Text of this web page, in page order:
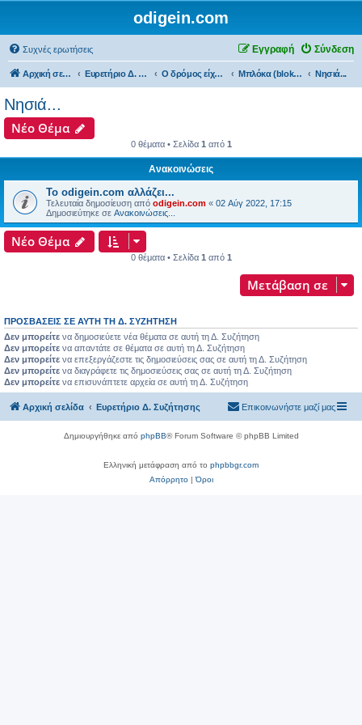
odigein.com
Συχνές ερωτήσεις Σύνδεση
Εγγραφή
Αρχική σελίδα Ευρετήριο Δ. Συζήτησης Ο δρόμος είχε την δική του Ιστορία... Μπλόκα (bloka)... Νησιά...
Νησιά...
Νέο Θέμα
0 θέματα • Σελίδα 1 από 1
Ανακοινώσεις
Το odigein.com αλλάζει...
Τελευταία δημοσίευση από odigein.com « 02 Αύγ 2022, 17:15
Δημοσιεύτηκε σε Ανακοινώσεις...
Νέο Θέμα
0 θέματα • Σελίδα 1 από 1
Μετάβαση σε
ΠΡΟΣΒΆΣΕΙΣ ΣΕ ΑΥΤΉ ΤΗ Δ. ΣΥΖΉΤΗΣΗ
Δεν μπορείτε να δημοσιεύετε νέα θέματα σε αυτή τη Δ. Συζήτηση
Δεν μπορείτε να απαντάτε σε θέματα σε αυτή τη Δ. Συζήτηση
Δεν μπορείτε να επεξεργάζεστε τις δημοσιεύσεις σας σε αυτή τη Δ. Συζήτηση
Δεν μπορείτε να διαγράφετε τις δημοσιεύσεις σας σε αυτή τη Δ. Συζήτηση
Δεν μπορείτε να επισυνάπτετε αρχεία σε αυτή τη Δ. Συζήτηση
Αρχική σελίδα Ευρετήριο Δ. Συζήτησης Επικοινωνήστε μαζί μας
Δημιουργήθηκε από phpBB® Forum Software © phpBB Limited
Ελληνική μετάφραση από το phpbbgr.com
Απόρρητο|Όροι